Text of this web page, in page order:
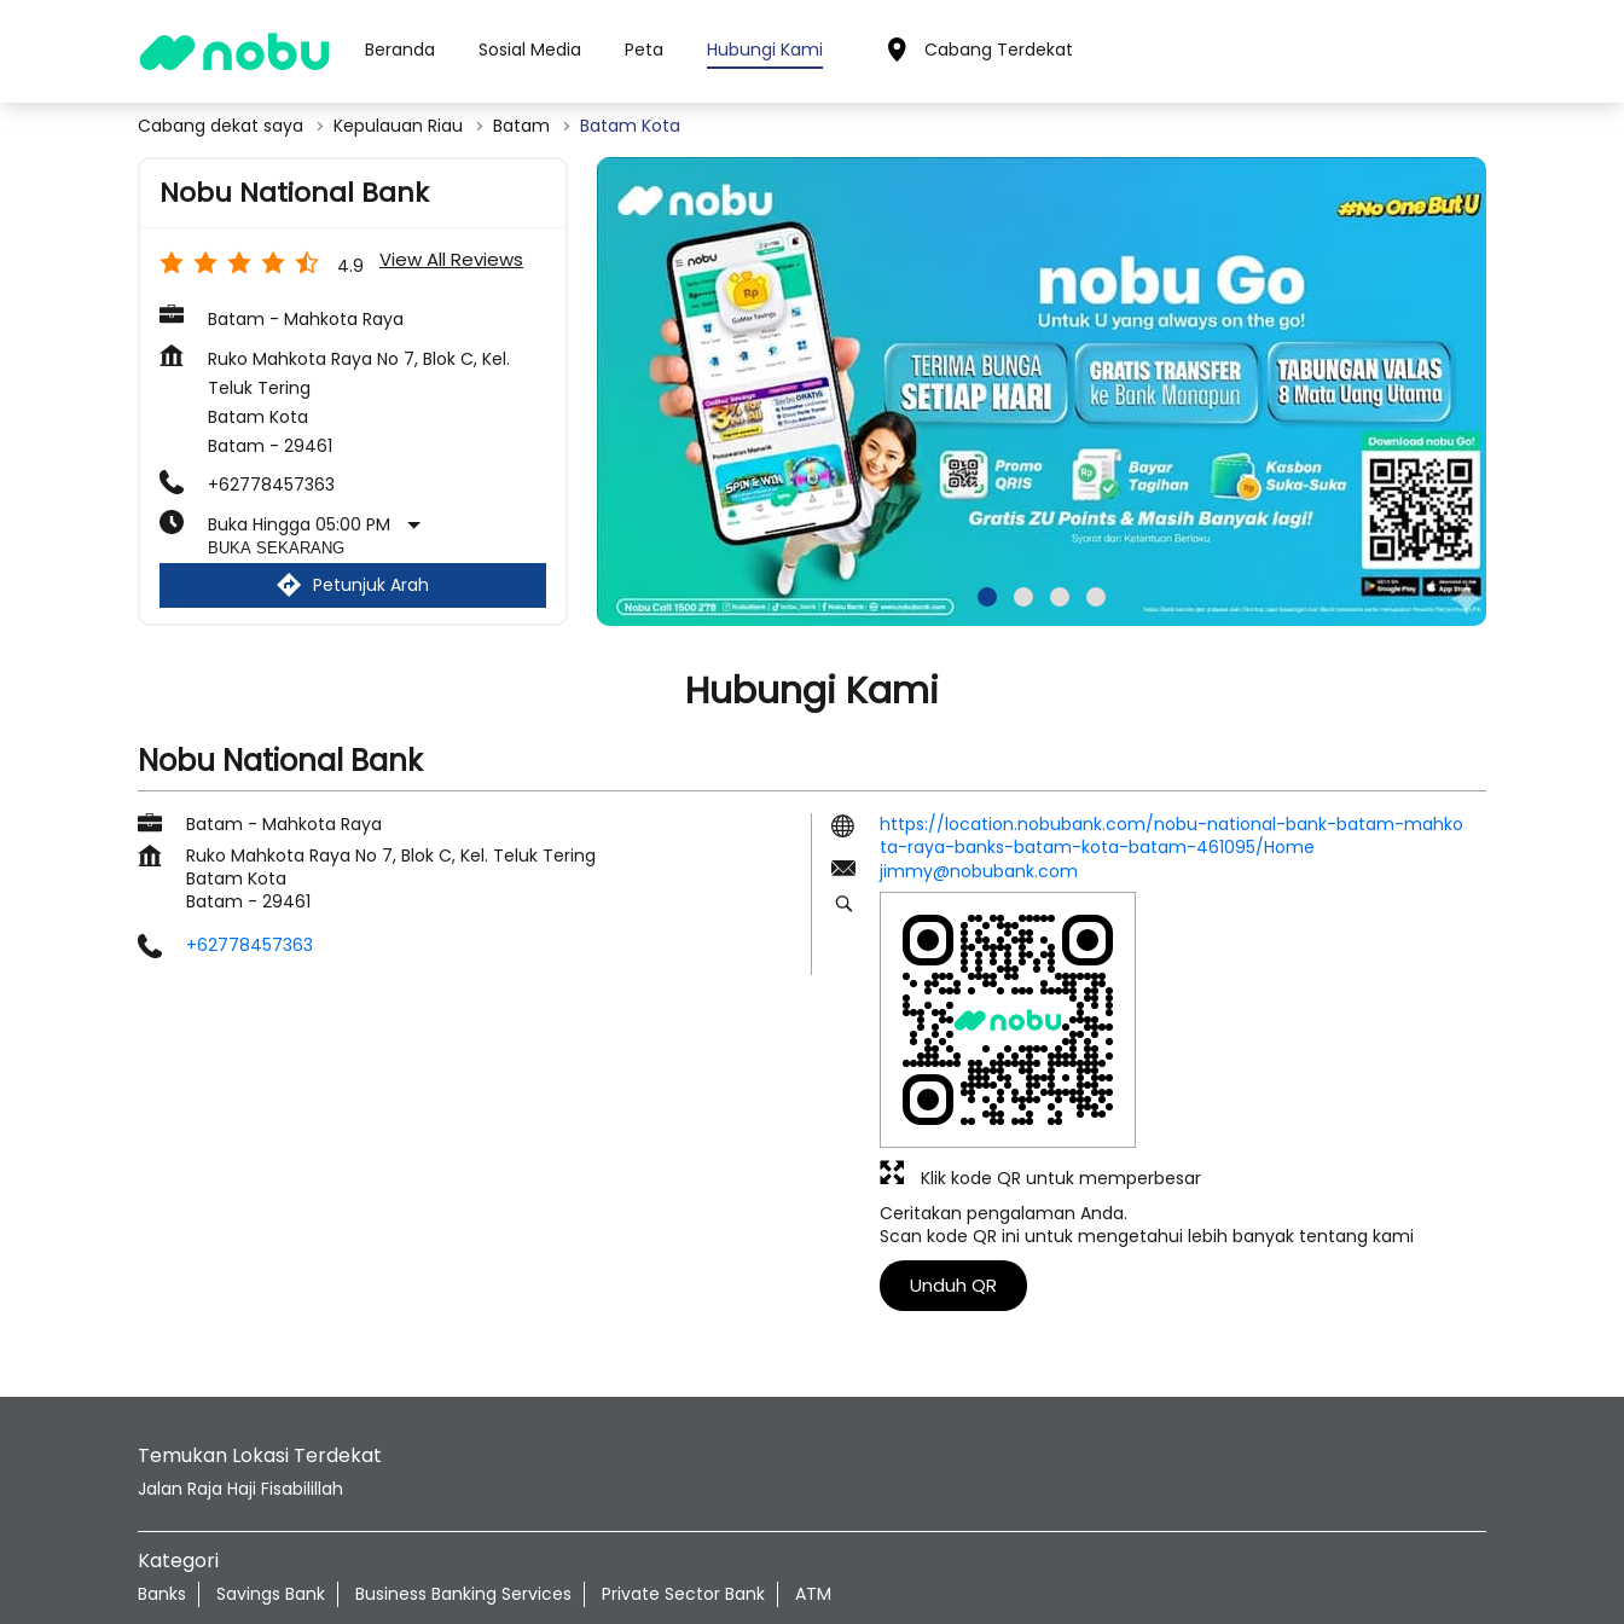
Beranda Sosial Media Peta Hubungi Kami Cabang Terdekat
Cabang dekat saya Kepulauan Riau Batam Batam Kota
Nobu National Bank
4.9 View All Reviews
Batam - Mahkota Raya
Ruko Mahkota Raya No 7, Blok C, Kel.
Teluk Tering
Batam Kota
Batam - 29461
+62778457363
Buka Hingga 05:00 PM
BUKA SEKARANG
Petunjuk Arah
Hubungi Kami
Nobu National Bank
Batam - Mahkota Raya
Ruko Mahkota Raya No 7, Blok C, Kel. Teluk Tering
Batam Kota
Batam - 29461
+62778457363
https://location.nobubank.com/nobu-national-bank-batam-mahko
ta-raya-banks-batam-kota-batam-461095/Home
jimmy@nobubank.com
Ceritakan pengalaman Anda.
Scan kode QR ini untuk mengetahui lebih banyak tentang kami
Unduh QR
Klik kode QR untuk memperbesar
Temukan Lokasi Terdekat
Jalan Raja Haji Fisabilillah
Kategori
Banks Savings Bank Business Banking Services Private Sector Bank ATM